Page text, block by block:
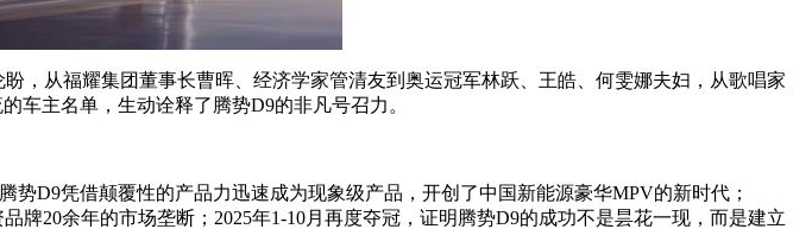
，从福耀集团董事长曹晖、经济学家管清友到奥运冠军林跃、王皓、何雯娜夫妇，从歌唱家
主名单，生动诠释了腾势D9的非凡号召力。
D9凭借颠覆性的产品力迅速成为现象级产品，开创了中国新能源豪华MPV的新时代；
牌20余年的市场垄断；2025年1-10月再度夺冠，证明腾势D9的成功不是昙花一现，而是建立